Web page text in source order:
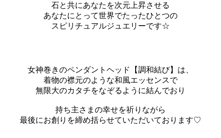
石と共にあなたを次元上昇させる
あなたにとって世界でたったひとつの
スピリチュアルジュエリーです☆
女神巻きのペンダントヘッド【調和結び】は、
着物の襟元のような和風エッセンスで
無限大のカタチをなぞるように結んでおり
持ち主さまの幸せを祈りながら
最後にお創りを締め括らせていただいております♡